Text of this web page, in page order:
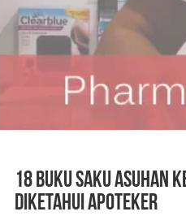
18 Buku Saku Asuhan
Diketahui Apoteker